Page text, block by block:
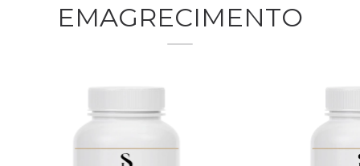
EMAGRECIMENTO